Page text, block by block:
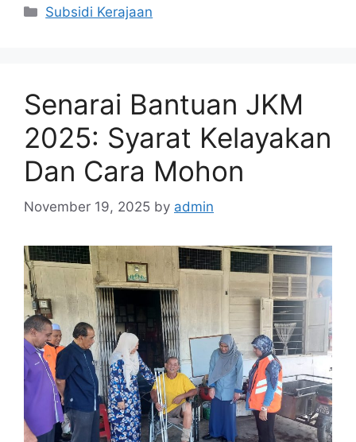
Categories
Subsidi Kerajaan
Senarai Bantuan JKM
2025: Syarat Kelayakan
Dan Cara Mohon
November 19, 2025 by admin